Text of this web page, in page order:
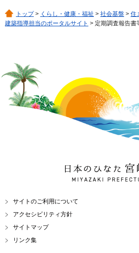
トップ> くらし・健康・福祉 > 社会基盤 > 住
建築指導担当のポータルサイト > 定期調査報告書
日本のひなた 宮崎県
MIYAZAKI
サイトのご利用について
アクセシビリティ方針
サイトマップ
リンク集